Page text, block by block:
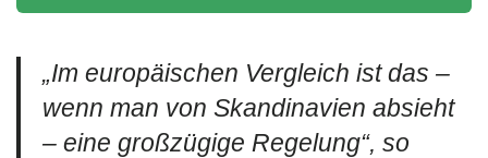
„Im europäischen Vergleich ist das –
wenn man von Skandinavien absieht
– eine großzügige Regelung“, so